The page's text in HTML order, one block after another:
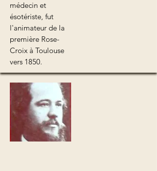
médecin et
ésotériste, fut
l'animateur de la
première Rose-
Croix à Toulouse
vers 1850.